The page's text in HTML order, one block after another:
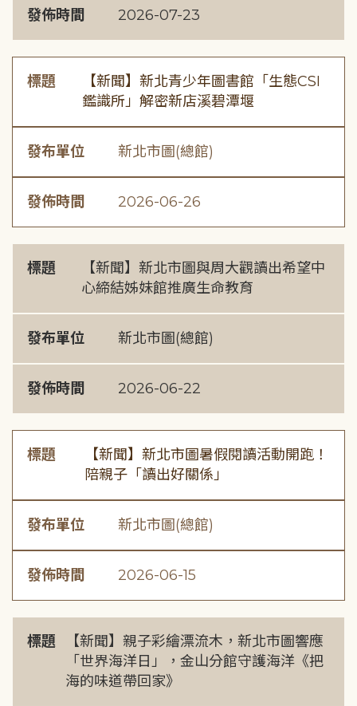
發佈時間 2026-07-23
標題
【新聞】新北青少年圖書館「生態CSI
鑑識所」解密新店溪碧潭堰
發布單位 新北市圖(總館)
發佈時間 2026-06-26
標題
【新聞】新北市圖與周大觀讀出希望中
心締結姊妹館推廣生命教育
發布單位 新北市圖(總館)
發佈時間 2026-06-22
標題
【新聞】新北市圖暑假閱讀活動開跑！
陪親子「讀出好關係」
發布單位 新北市圖(總館)
發佈時間 2026-06-15
標題
【新聞】親子彩繪漂流木，新北市圖響應
「世界海洋日」，金山分館守護海洋《把
海的味道帶回家》